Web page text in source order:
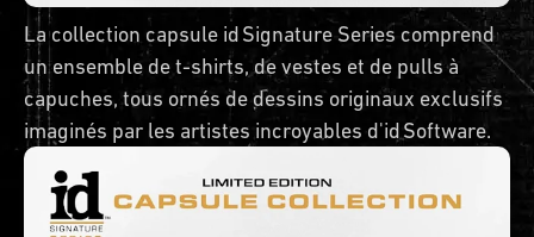
La collection capsule id Signature Series comprend
un ensemble de t-shirts, de vestes et de pulls à
capuches, tous ornés de dessins originaux exclusifs
imaginés par les artistes incroyables d'id Software.